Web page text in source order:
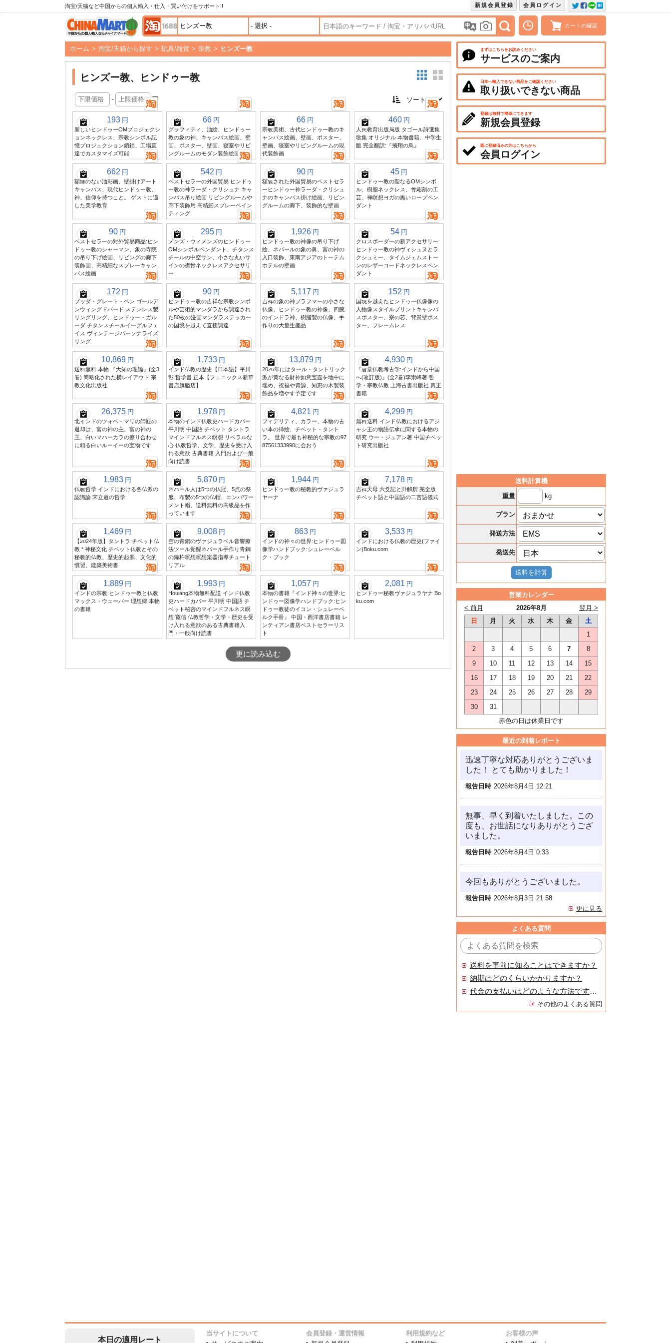
淘宝/天猫など中国からの個人輸入・仕入・買い付けをサポート!! 会員ログイン
新規会員登録
カートの確認
ホーム > 淘宝/天猫から探す > 玩具/雑貨 > 宗教 > ヒンズー教
ヒンズー教、ヒンドゥー教
- 円
193 円
新しいヒンドゥーOMプロジェクシ
ョンネックレス、宗教シンボル記
憶プロジェクション鎖鎖、工場直
達でカスタマイズ可能
66 円
グラフィティ、油絵、ヒンドゥー
教の象の神、キャンバス絵画、壁
画、ポスター、壁画、寝室やリビ
ングルームのモダン装飾絵画
66 円
宗教美術、古代ヒンドゥー教のキ
ャンバス絵画、壁画、ポスター、
壁画、寝室やリビングルームの現
代装飾画
460 円
人民教育出版局版 タゴール詩選集
歌集 オリジナル 本物書籍、中学生
版 完全翻訳:『飛翔の鳥』
662 円
額縁のない油彩画、壁掛けアート
キャンバス、現代ヒンドゥー教、
神、信仰を持つこと。 ゲストに適
した美学教育
542 円
ベストセラーの外国貿易 ヒンドゥ
ー教の神ラーダ・クリシュナ キャ
ンバス吊り絵画 リビングルームや
廊下装飾用 高精細スプレーペイン
ティング
90 円
額装された外国貿易のベストセラ
ーヒンドゥー神ラーダ・クリシュ
ナのキャンバス掛け絵画、リビン
グルームの廊下、装飾的な壁画
45 円
ヒンドゥー教の聖なるOMシンボ
ル、樹脂ネックレス、骨彫刻の工
芸、禅瞑想ヨガの黒いロープペン
ダント
90 円
ベストセラーの対外貿易商品:ヒン
ドゥー教のシャーマン、象の寺院
の吊り下げ絵画、リビングの廊下
装飾画、高精細なスプレーキャン
バス絵画
295 円
メンズ・ウィメンズのヒンドゥー
OMシンボルペンダント、チタンス
チールの中空サン、小さな丸いサ
インの襟骨ネックレスアクセサリ
ー
1,926 円
ヒンドゥー教の神像の吊り下げ
絵、ネパールの象の鼻、富の神の
入口装飾、東南アジアのトーテム
ホテルの壁画
54 円
クロスボーダーの新アクセサリー:
ヒンドゥー教の神ヴィシュヌとラ
クシュミー、タイムジェムストー
ンのレザーコードネックレスペン
ダント
172 円
ブッダ・グレート・ペン ゴールデ
ンウィングドバード ステンレス製
リングリング、ヒンドゥー・ガル
ーダ チタンスチールイーグルフェ
イス ヴィンテージパーソナライズ
リング
90 円
ヒンドゥー教の吉祥な宗教シンボ
ルや芸術的マンダラから調達され
た50枚の漫画マンダラステッカー
の国境を越えて直接調達
5,117 円
吉祥の象の神ブラフマーの小さな
仏像、ヒンドゥー教の神像、四腕
のインドラ神、樹脂製の仏像、手
作りの大量生産品
152 円
国境を越えたヒンドゥー仏像像の
人物像スタイルプリントキャンバ
スポスター、寮の芯、背景壁ポス
ター、フレームレス
10,869 円
送料無料 本物 『大知の理論』(全3
巻) 簡略化された横レイアウト 宗
教文化出版社
1,733 円
インド仏教の歴史【日本語】平川
彰 哲学書 正本【フェニックス新華
書店旗艦店】
13,879 円
2026年にはタール・タントリック
派が黄なる財神如意宝壺を地中に
埋め、祝福や資源、知恵の木製装
飾品を増やす予定です
4,930 円
『唐堂仏教考古学:インドから中国
へ(改訂版)』(全2巻)李崇峰著 哲
学・宗教仏教 上海古書出版社 真正
書籍
26,375 円
北インドのツォベ・マリの師匠の
退却は、富の神の主、富の神の
王、白いマハーカラの擦り合わせ
に頼る白いルーイーの宝物です
1,978 円
本物のインド仏教史ハードカバー
平川明 中国語 チベット タントラ
マインドフルネス瞑想 リベラルな
心 仏教哲学、文学、歴史を受け入
れる意欲 古典書籍 入門および一般
向け読書
4,821 円
フィデリティ、カラー、本物の古
い本の挿絵、チベット・タント
ラ。 世界で最も神秘的な宗教の97
87561333990に会おう
4,299 円
無料送料 インド仏教におけるアジ
ャシ王の物語伝承に関する本物の
研究 ウー・ジュアン著 中国チベッ
ト研究出版社
1,983 円
仏教哲学 インドにおける各仏派の
認識論 宋立道の哲学
5,870 円
ネパール人は5つの仏冠、5点の祭
服、布製の5つの仏帽、エンパワー
メント帽、送料無料の高級品を作
っています
1,944 円
ヒンドゥー教の秘教的ヴァジュラ
ヤーナ
7,178 円
吉祥天母 六爻記と卦解釈 完全版
チベット語と中国語の二言語儀式
1,469 円
【2024年版】タントラ:チベット仏
教 * 神秘文化 チベット仏教とその
秘教的仏教、歴史的起源、文化的
慣習、建築美術書
9,008 円
空の青銅のヴァジュラベル音響療
法ツール覚醒ネパール手作り青銅
の鐘杵瞑想瞑想楽器指導チュート
リアル
863 円
インドの神々の世界:ヒンドゥー図
像学ハンドブック:シュレーベル
ク・ブック
3,533 円
インドにおける仏教の歴史(ファイ
ン)Boku.com
1,889 円
インドの宗教:ヒンドゥー教と仏教
マックス・ウェーバー 理想郷 本物
の書籍
1,993 円
Houlang本物無料配送 インド仏教
史ハードカバー 平川明 中国語 チ
ベット秘密のマインドフルネス瞑
想 寛信 仏教哲学・文学・歴史を受
け入れる意欲のある古典書籍入
門・一般向け読書
1,057 円
本物の書籍『インド神々の世界:ヒ
ンドゥー図像学ハンドブック:ヒン
ドゥー教徒のイコン・シュレーベ
ルク手冊』 中国・西洋書店書籍 レ
ンティアン書店ベストセラーリス
ト
2,081 円
ヒンドゥー秘教ヴァジュラヤナ Bo
ku.com
更に読み込む
まずはこちらをお読みください
サービスのご案内
日本へ輸入できない商品をご確認ください
取り扱いできない商品
登録は無料で簡単にできます
新規会員登録
既に登録済みの方はこちらから
会員ログイン
送料計算機
重量
kg
プラン
発送方法
発送先
営業カレンダー
2026年8月
< 前月
翌月 >
日
月 火 水 木 金
土
1
2
3 4 5 6 7
8
9
10 11 12 13 14
15
16
17 18 19 20 21
22
23
24 25 26 27 28
29
30
31
赤色の日は休業日です
最近の到着レポート
迅速丁寧な対応ありがとうございま
した！ とても助かりました！
報告日時 2026年8月4日 12:21
無事、早く到着いたしました。この
度も、お世話になりありがとうござ
いました。
報告日時 2026年8月4日 0:33
今回もありがとうございました。
報告日時 2026年8月3日 21:58
更に見る
よくある質問
送料を事前に知ることはできますか？
納期はどのくらいかかりますか？
代金の支払いはどのような方法ですか？
その他のよくある質問
本日の適用レート
当サイトについて
会員登録・運営情報
利用規約など
お客様の声